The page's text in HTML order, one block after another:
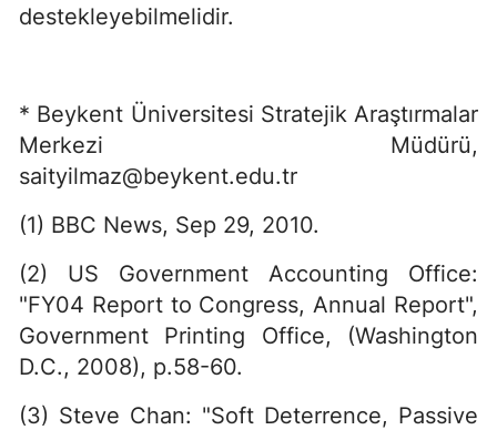
destekleyebilmelidir.
* Beykent Üniversitesi Stratejik Araştırmalar
Merkezi Müdürü,
saityilmaz@beykent.edu.tr
(1) BBC News, Sep 29, 2010.
(2) US Government Accounting Office:
"FY04 Report to Congress, Annual Report",
Government Printing Office, (Washington
D.C., 2008), p.58-60.
(3) Steve Chan: "Soft Deterrence, Passive